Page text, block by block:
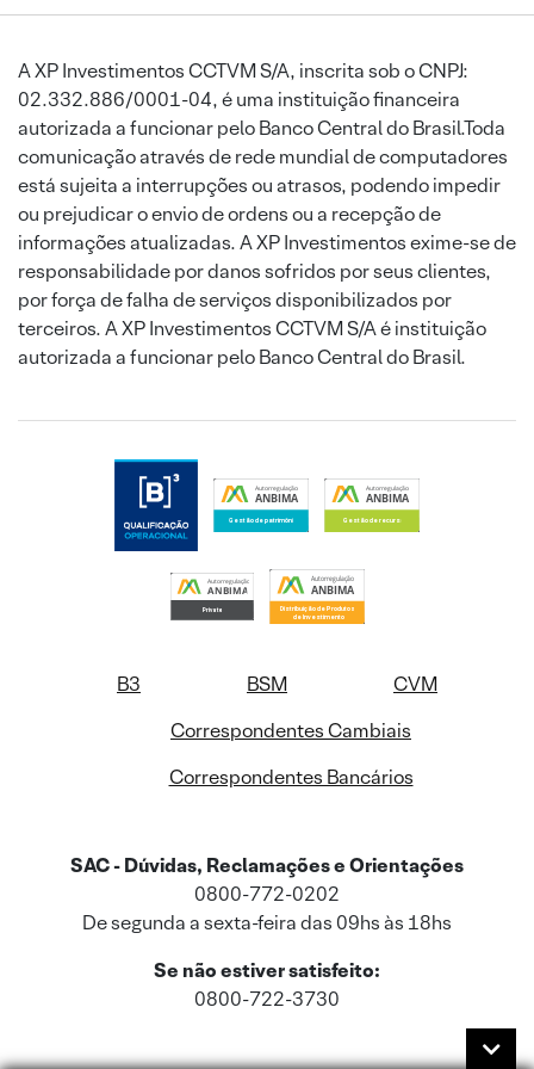
A XP Investimentos CCTVM S/A, inscrita sob o CNPJ:
02.332.886/0001-04, é uma instituição financeira
autorizada a funcionar pelo Banco Central do Brasil.Toda
comunicação através de rede mundial de computadores
está sujeita a interrupções ou atrasos, podendo impedir
ou prejudicar o envio de ordens ou a recepção de
informações atualizadas. A XP Investimentos exime-se de
responsabilidade por danos sofridos por seus clientes,
por força de falha de serviços disponibilizados por
terceiros. A XP Investimentos CCTVM S/A é instituição
autorizada a funcionar pelo Banco Central do Brasil.
B3 BSM
CVM
Correspondentes Cambiais
Correspondentes Bancários
SAC - Dúvidas, Reclamações e Orientações
0800-772-0202
De segunda a sexta-feira das 09hs às 18hs
Se não estiver satisfeito:
0800-722-3730